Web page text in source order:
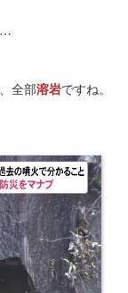
…
全部溶岩ですね。